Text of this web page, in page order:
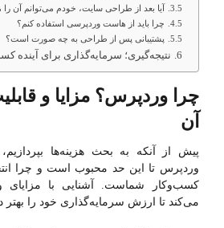
آیا بعد از طراحی سایت، خودم می‌توانم آن را
چرا باید از هاست وردپرسی استفاده کنم؟
پشتیبانی پس از طراحی به چه صورت است؟
نتیجه‌گیری؛ سرمایه‌گذاری برای آینده
چرا وردپرس؟ مزایا و
آن
پیش از آنکه به بحث هزینه‌ها
وردپرس تا این حد محبوب است و چرا
کسب‌وکار شماست. آشنایی با
می‌کند تا ارزش سرمایه‌گذاری خود را بهتر